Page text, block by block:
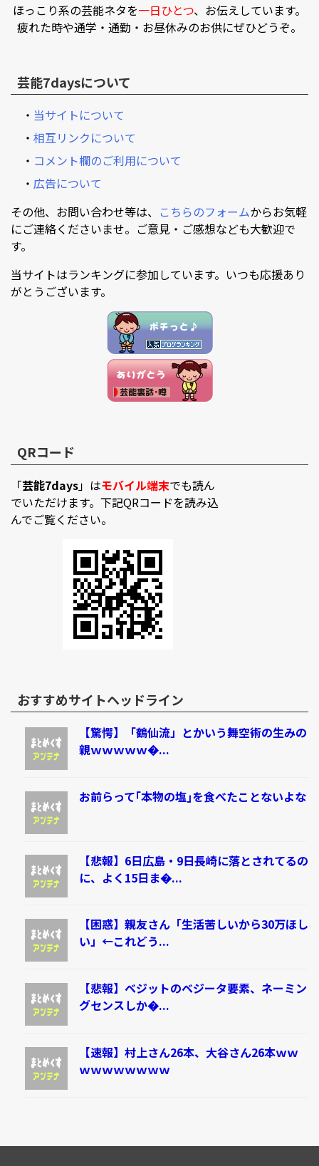
ほっこり系の芸能ネタを一日ひとつ、お伝えしています。
疲れた時や通学・通勤・お昼休みのお供にぜひどうぞ。
芸能7daysについて
・ 当サイトについて
・ 相互リンクについて
・ コメント欄のご利用について
・ 広告について
その他、お問い合わせ等は、 こちらのフォームからお気軽
にご連絡くださいませ。ご意見・ご感想なども大歓迎で
す。
当サイトはランキングに参加しています。いつも応援あり
がとうございます。
QRコード
「芸能7days」はモバイル端末でも読ん
でいただけます。下記QRコードを読み込
んでご覧ください。
おすすめサイトヘッドライン
【驚愕】「鶴仙流」とかいう舞空術の生みの
親ｗｗｗｗｗ�...
お前らって｢本物の塩｣を食べたことないよな
【悲報】6日広島・9日長崎に落とされてるの
に、よく15日ま�...
【困惑】親友さん「生活苦しいから30万ほし
い」←これどう...
【悲報】ベジットのベジータ要素、ネーミン
グセンスしか�...
【速報】村上さん26本、大谷さん26本ｗｗ
ｗｗｗｗｗｗｗｗ